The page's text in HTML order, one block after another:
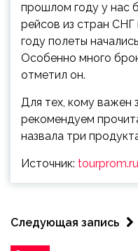
прошлом году у нас
рейсов из стран СНГ
году полеты
Особенно много
отметил он.
Для тех, кому важен
рекомендуем
назвала три
Источник: tourprom.ru
Следующая запись